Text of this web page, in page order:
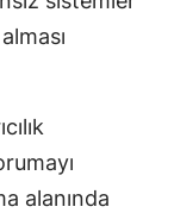
alanında